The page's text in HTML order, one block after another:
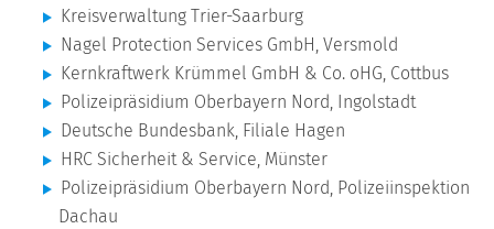
Kreisverwaltung Trier-Saarburg
Nagel Protection Services GmbH, Versmold
Kernkraftwerk Krümmel GmbH & Co. oHG, Cottbus
Polizeipräsidium Oberbayern Nord, Ingolstadt
Deutsche Bundesbank, Filiale Hagen
HRC Sicherheit & Service, Münster
Polizeipräsidium Oberbayern Nord, Polizeiinspektion
Dachau